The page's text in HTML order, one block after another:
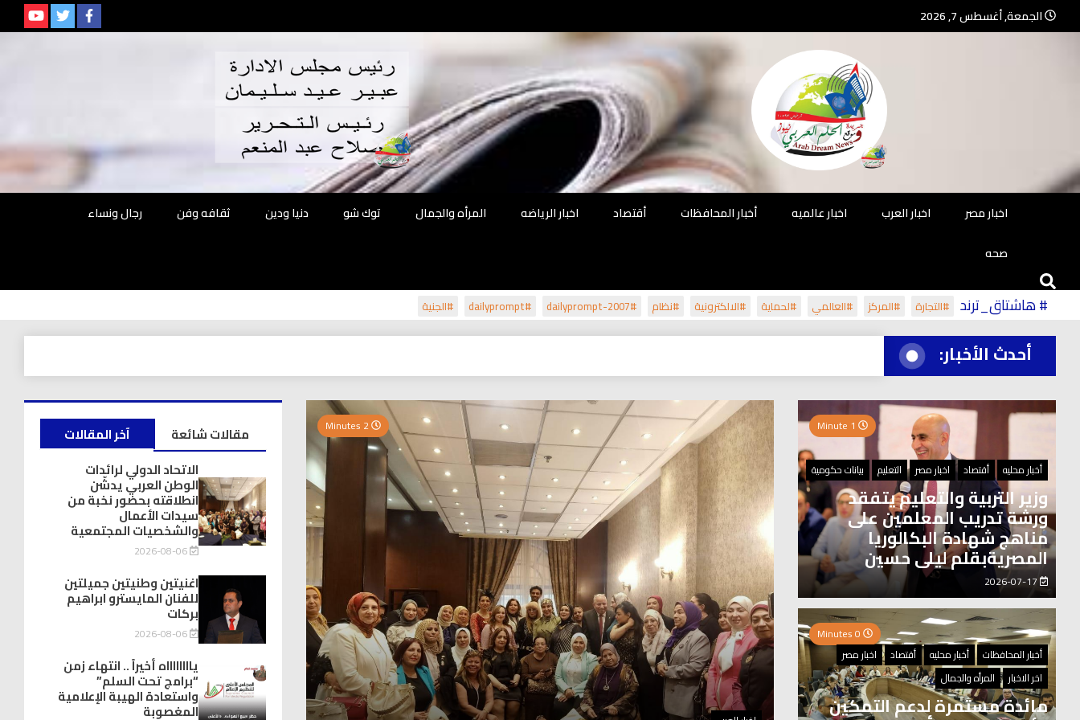
الجمعة, أغسطس 7, 2026
جريدة الحلم
العربي نيوز
جريدة مستقلة – صحافة تضيئ لك الواقع
اخبار مصر
اخبار العرب اخبار عالميه أخبار المحافظات أقتصاد اخبار الرياضه المرأه والجمال توك شو دنيا ودين ثقافه وفن
رجال ونساء
صحه
# هاشتاق_ترند #التجارة #المركز #العالمي #لحماية #الالكترونية #نظام #dailyprompt-2007
#dailyprompt #الجنية
أحدث الأخبار:
أخبار محليه أقتصاد اخبار مصر التعليم بيانات حكومية
وزير التربية والتعليم يتفقد
ورشة تدريب المعلمين على
مناهج شهادة البكالوريا
المصريةبقلم ليلى حسين
2026-07-17
أخبار المحافظات
أخبار محليه أقتصاد
اخبار مصر
اخر الاخبار
المرأه والجمال
مائدة مستمرة لدعم التمكين
0 Minutes آخر المقالات
مقالات شائعة
الاتحاد الدولي لرائدات
الوطن العربي يدشّن
انطلاقته بحضور نخبة من
سيدات الأعمال
والشخصيات المجتمعية
2026-08-06
اغنيتين وطنيتين جميلتين
للفنان المايسترو ابراهيم
بركات
2026-08-06
يااااااااه أخيراً .. انتهاء زمن
“برامج تحت السلم”
واستعادة الهيبة الإعلامية
المغصوبة